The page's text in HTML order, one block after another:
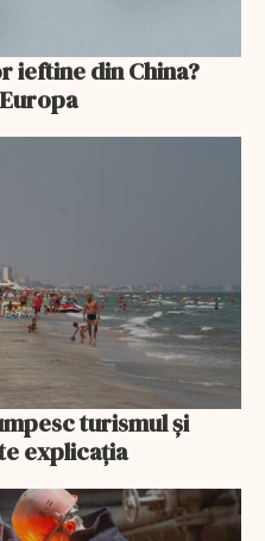
ieftine din China?
turismul și
explicația